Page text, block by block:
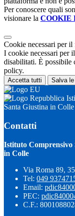
Per conoscere quali
visionare la COOKIE
Cookie necessari per
I cookie necessari per
disabilitati. È possibile
policy.
Accetta tutti Salva
Santa Giustina in Colle
Contatti
Istituto Comprensivo
in Colle
Via Roma 89,
Tel: 049
Email:
PEC:
C.F.: